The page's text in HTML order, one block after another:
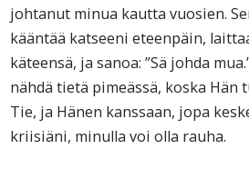
johtanut minua kautta vuosien.
kääntää katseeni eteenpäin,
käteensä, ja sanoa: ”Sä johda
nähdä tietä pimeässä, koska Hän
Tie, ja Hänen kanssaan, jopa
kriisiäni, minulla voi olla rauha.